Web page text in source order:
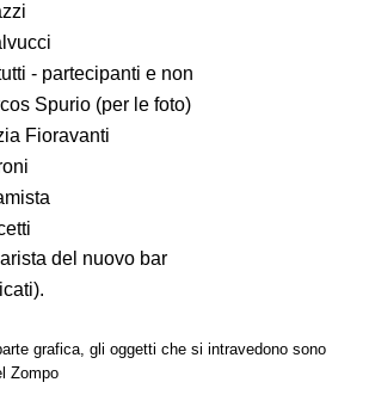
- partecipanti e non
Spurio (per le foto)
Fioravanti
del nuovo bar
grafica, gli oggetti che si intravedono sono
Zompo